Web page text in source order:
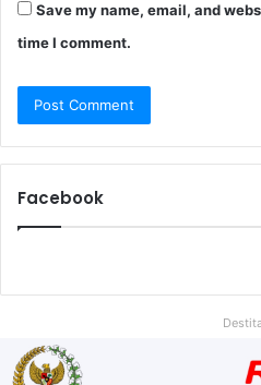
Save my name, email, and
time I comment.
Facebook